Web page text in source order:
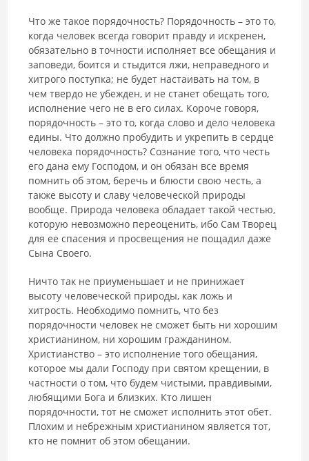
Что же такое порядочность? Порядочность – это то,
когда человек всегда говорит правду и искренен,
обязательно в точности исполняет все обещания и
заповеди, боится и стыдится лжи, неправедного и
хитрого поступка; не будет настаивать на том, в
чем твердо не убежден, и не станет обещать того,
исполнение чего не в его силах. Короче говоря,
порядочность – это то, когда слово и дело человека
едины. Что должно пробудить и укрепить в сердце
человека порядочность? Сознание того, что честь
его дана ему Господом, и он обязан все время
помнить об этом, беречь и блюсти свою честь, а
также высоту и славу человеческой природы
вообще. Природа человека обладает такой честью,
которую невозможно переоценить, ибо Сам Творец
для ее спасения и просвещения не пощадил даже
Сына Своего.
Ничто так не приуменьшает и не принижает
высоту человеческой природы, как ложь и
хитрость. Необходимо помнить, что без
порядочности человек не сможет быть ни хорошим
христианином, ни хорошим гражданином.
Христианство – это исполнение того обещания,
которое мы дали Господу при святом крещении, в
частности о том, что будем чистыми, правдивыми,
любящими Бога и близких. Кто лишен
порядочности, тот не сможет исполнить этот обет.
Плохим и небрежным христианином является тот,
кто не помнит об этом обещании.